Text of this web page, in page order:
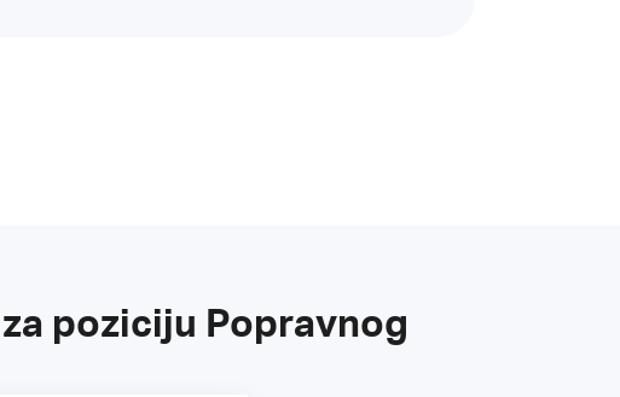
poziciju Popravnog